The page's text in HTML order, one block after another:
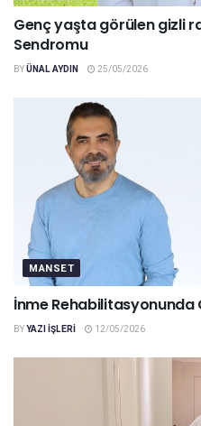
Genç yaşta görülen gizli
Sendromu
BYÜNAL AYDIN 25/05/2026
MANSET
İnme Rehabilitasyonunda
BYYAZI IŞLERI 12/05/2026